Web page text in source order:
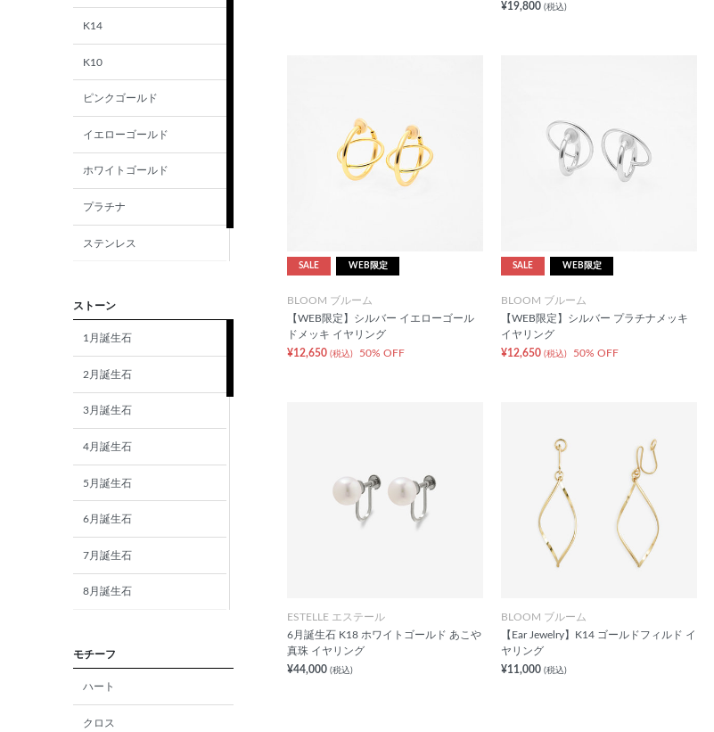
K14
K10
ピンクゴールド
イエローゴールド
ホワイトゴールド
プラチナ
ステンレス
ストーン
1月誕生石
2月誕生石
3月誕生石
4月誕生石
5月誕生石
6月誕生石
7月誕生石
8月誕生石
モチーフ
ハート
クロス
¥19,800 (税込)
SALE WEB限定
BLOOM ブルーム
【WEB限定】シルバー イエローゴール
ドメッキ イヤリング
¥12,650 (税込) 50% OFF
SALE WEB限定
BLOOM ブルーム
【WEB限定】シルバー プラチナメッキ
イヤリング
¥12,650 (税込) 50% OFF
ESTELLE エステール
6月誕生石 K18 ホワイトゴールド あこや
真珠 イヤリング
¥44,000 (税込)
BLOOM ブルーム
【Ear Jewelry】K14 ゴールドフィルド イ
ヤリング
¥11,000 (税込)